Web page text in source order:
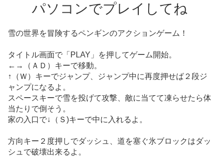
パソコンでプレイしてね
雪の世界を冒険するペンギンのアクションゲーム！
タイトル画面で「PLAY」を押してゲーム開始。
←→（ＡＤ）キーで移動。
↑（Ｗ）キーでジャンプ、ジャンプ中に再度押せば２段ジ
ャンプになるよ。
スペースキーで雪を投げて攻撃、敵に当てて凍らせたら体
当たりで倒そう。
家の入口で↓（Ｓ)キーで中に入れるよ。
方向キー２度押しでダッシュ、道を塞ぐ氷ブロックはダッ
シュで破壊出来るよ。